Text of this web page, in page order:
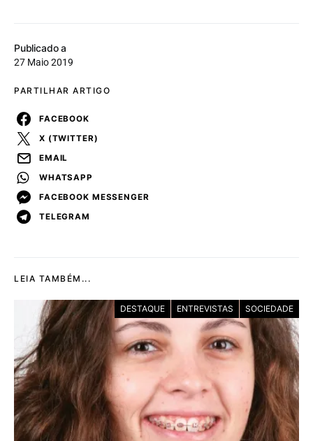
Publicado a
27 Maio 2019
PARTILHAR ARTIGO
FACEBOOK
X (TWITTER)
EMAIL
WHATSAPP
FACEBOOK MESSENGER
TELEGRAM
LEIA TAMBÉM...
DESTAQUE ENTREVISTAS SOCIEDADE